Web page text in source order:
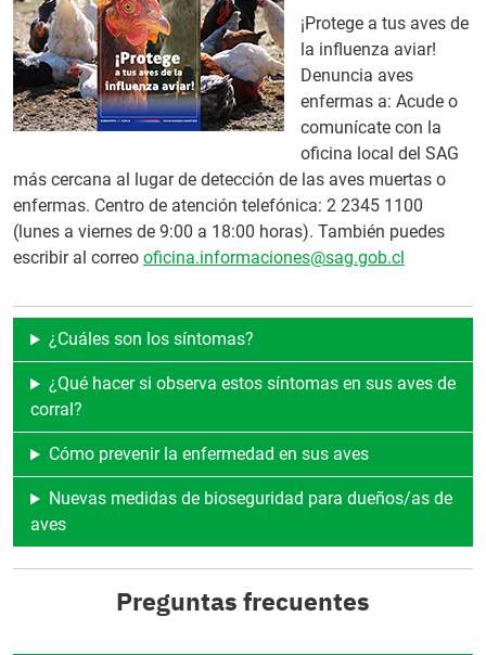
¡Protege a tus aves de
la influenza aviar!
Denuncia aves
enfermas a: Acude o
comunícate con la
oficina local del SAG
más cercana al lugar de detección de las aves muertas o
enfermas. Centro de atención telefónica: 2 2345 1100
(lunes a viernes de 9:00 a 18:00 horas). También puedes
escribir al correo oficina.informaciones@sag.gob.cl
¿Cuáles son los síntomas?
¿Qué hacer si observa estos síntomas en sus aves de
corral?
Cómo prevenir la enfermedad en sus aves
Nuevas medidas de bioseguridad para dueños/as de
aves
Preguntas frecuentes